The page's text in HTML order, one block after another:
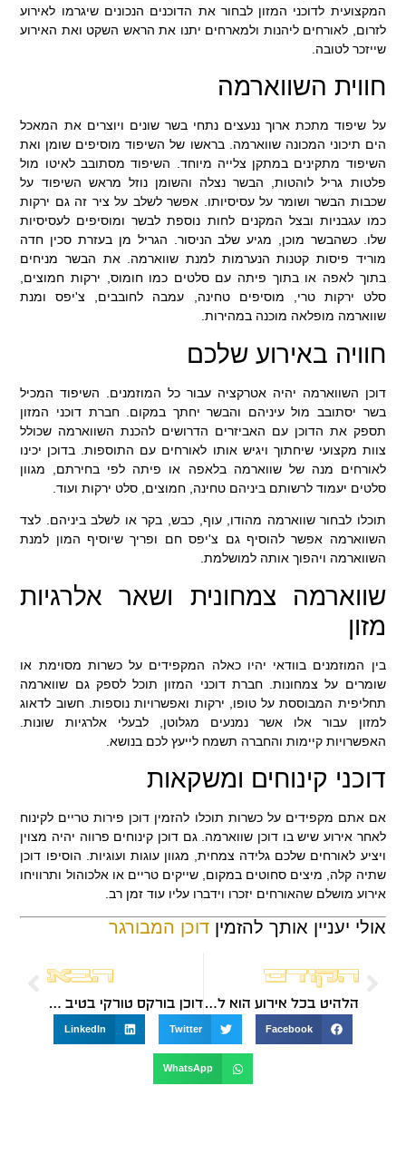
המקצועית לדוכני המזון לבחור את הדוכנים הנכונים שיגרמו לאירוע
לזרום, לאורחים ליהנות ולמארחים יתנו את הראש השקט ואת האירוע
שייזכר לטובה.
חווית השווארמה
על שיפוד מתכת ארוך ננעצים נתחי בשר שונים ויוצרים את המאכל
הים תיכוני המכונה שווארמה. בראשו של השיפוד מוסיפים שומן ואת
השיפוד מתקינים במתקן צלייה מיוחד. השיפוד מסתובב לאיטו מול
פלטות גריל לוהטות, הבשר נצלה והשומן נוזל מראש השיפוד על
שכבות הבשר ושומר על עסיסיותו. אפשר לשלב על ציר זה גם ירקות
כמו עגבניות ובצל המקנים לחות נוספת לבשר ומוסיפים לעסיסיות
שלו. כשהבשר מוכן, מגיע שלב הניסור. הגריל מן בעזרת סכין חדה
מוריד פיסות קטנות הנערמות למנת שווארמה. את הבשר מניחים
בתוך לאפה או בתוך פיתה עם סלטים כמו חומוס, ירקות חמוצים,
סלט ירקות טרי, מוסיפים טחינה, עמבה לחובבים, צ'יפס ומנת
שווארמה מופלאה מוכנה במהירות.
חוויה באירוע שלכם
דוכן השווארמה יהיה אטרקציה עבור כל המוזמנים. השיפוד המכיל
בשר יסתובב מול עיניהם והבשר יחתך במקום. חברת דוכני המזון
תספק את הדוכן עם האביזרים הדרושים להכנת השווארמה שכולל
צוות מקצועי שיחתוך ויגיש אותו לאורחים עם התוספות. בדוכן יכינו
לאורחים מנה של שווארמה בלאפה או פיתה לפי בחירתם, מגוון
סלטים יעמוד לרשותם ביניהם טחינה, חמוצים, סלט ירקות ועוד.
תוכלו לבחור שווארמה מהודו, עוף, כבש, בקר או לשלב ביניהם. לצד
השווארמה אפשר להוסיף גם צ'יפס חם ופריך שיוסיף המון למנת
השווארמה ויהפוך אותה למושלמת.
שווארמה צמחונית ושאר אלרגיות
מזון
בין המוזמנים בוודאי יהיו כאלה המקפידים על כשרות מסוימת או
שומרים על צמחונות. חברת דוכני המזון תוכל לספק גם שווארמה
תחליפית המבוססת על טופו, ירקות ואפשרויות נוספות. חשוב לדאוג
למזון עבור אלו אשר נמנעים מגלוטן, לבעלי אלרגיות שונות.
האפשרויות קיימות והחברה תשמח לייעץ לכם בנושא.
דוכני קינוחים ומשקאות
אם אתם מקפידים על כשרות תוכלו להזמין דוכן פירות טריים לקינוח
לאחר אירוע שיש בו דוכן שווארמה. גם דוכן קינוחים פרווה יהיה מצוין
ויציע לאורחים שלכם גלידה צמחית, מגוון עוגות ועוגיות. הוסיפו דוכן
שתיה קלה, מיצים סחוטים במקום, שייקים טריים או אלכוהול ותרוויחו
אירוע מושלם שהאורחים יזכרו וידברו עליו עוד זמן רב.
אולי יעניין אותך להזמיןדוכן המבורגר
הקודם
הלהיט בכל אירוע הוא לחמניות באן
הבא
דוכן בורקס טורקי בטיב מעולה
Facebook
Twitter
LinkedIn
WhatsApp